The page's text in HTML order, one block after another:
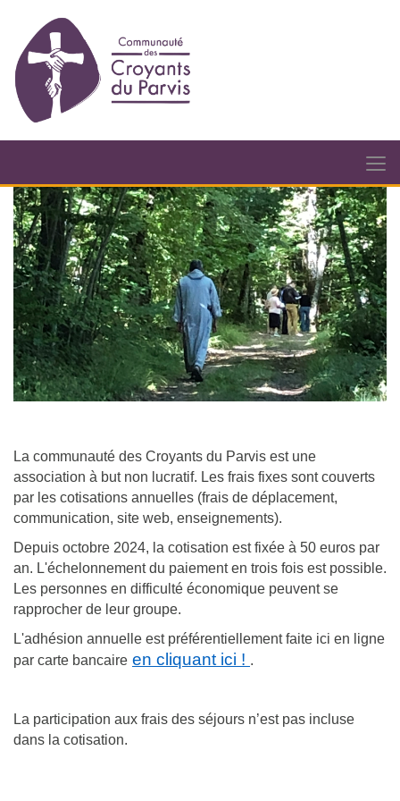
La communauté des Croyants du Parvis est une
association à but non lucratif. Les frais fixes sont couverts
par les cotisations annuelles (frais de déplacement,
communication, site web, enseignements).
Depuis octobre 2024, la cotisation est fixée à 50 euros par
an. L'échelonnement du paiement en trois fois est possible.
Les personnes en difficulté économique peuvent se
rapprocher de leur groupe.
L'adhésion annuelle est préférentiellement faite ici en ligne
par carte bancaire en cliquant ici ! .
La participation aux frais des séjours n’est pas incluse
dans la cotisation.